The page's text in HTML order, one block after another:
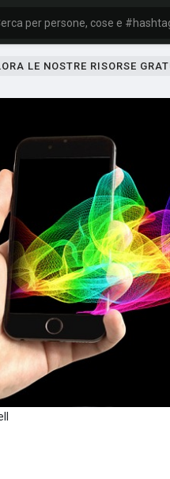
Esplorare
Giochi
LE NOSTRE RISORSE